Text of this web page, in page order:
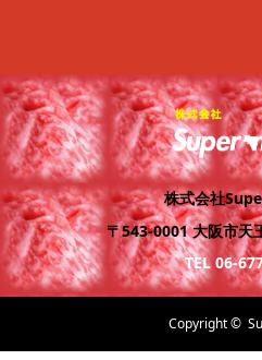
株式会社
〒543-0001 大阪市天
TEL 06-
Copyright ©